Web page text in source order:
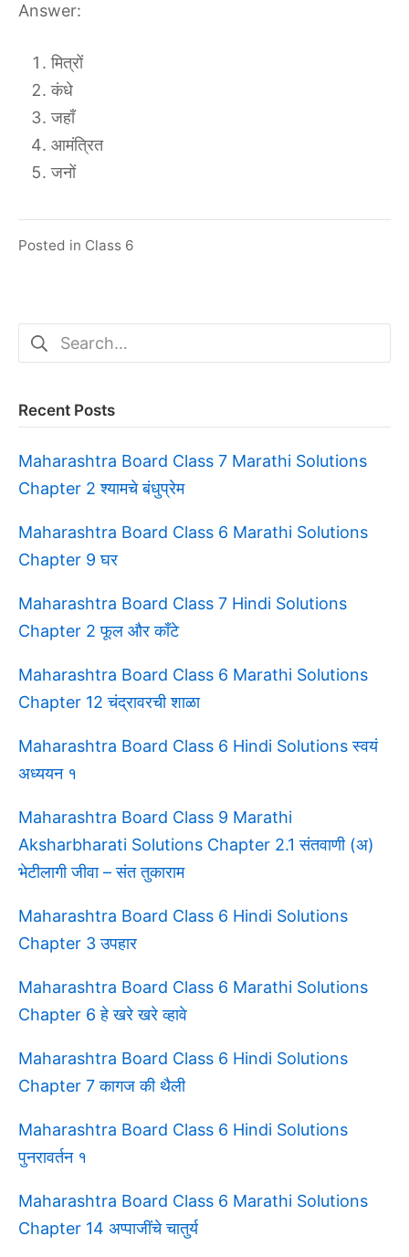
Answer:
मित्रों
कंधे
जहाँ
आमंत्रित
जनों
Posted in Class 6
Search
for:
Recent Posts
Maharashtra Board Class 7 Marathi Solutions
Chapter 2 श्यामचे बंधुप्रेम
Maharashtra Board Class 6 Marathi Solutions
Chapter 9 घर
Maharashtra Board Class 7 Hindi Solutions
Chapter 2 फूल और काँटे
Maharashtra Board Class 6 Marathi Solutions
Chapter 12 चंद्रावरची शाळा
Maharashtra Board Class 6 Hindi Solutions स्वयं
अध्ययन १
Maharashtra Board Class 9 Marathi
Aksharbharati Solutions Chapter 2.1 संतवाणी (अ)
भेटीलागी जीवा – संत तुकाराम
Maharashtra Board Class 6 Hindi Solutions
Chapter 3 उपहार
Maharashtra Board Class 6 Marathi Solutions
Chapter 6 हे खरे खरे व्हावे
Maharashtra Board Class 6 Hindi Solutions
Chapter 7 कागज की थैली
Maharashtra Board Class 6 Hindi Solutions
पुनरावर्तन १
Maharashtra Board Class 6 Marathi Solutions
Chapter 14 अप्पाजींचे चातुर्य